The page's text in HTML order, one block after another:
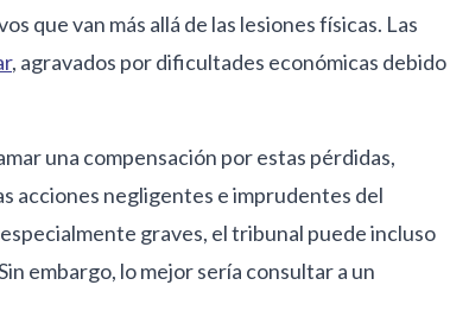
que van más allá de las lesiones físicas. Las
, agravados por dificultades económicas debido
una compensación por estas pérdidas,
acciones negligentes e imprudentes del
graves, el tribunal puede incluso
embargo, lo mejor sería consultar a un